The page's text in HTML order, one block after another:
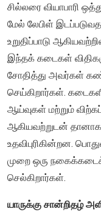
சில்லரை வியாபாரி
மேல் லேபிள்
உறுதிப்பாடு
இந்தக் கடைகள்
சோதித்து அவர்கள்
செய்கிறார்கள்.
ஆய்வுகள் மற்றும்
ஆகியவற்றுடன்
உதவிபுரிகின்றன.
முறை ஒரு
செல்கிறார்கள்.
யாருக்கு சான்றிதழ்